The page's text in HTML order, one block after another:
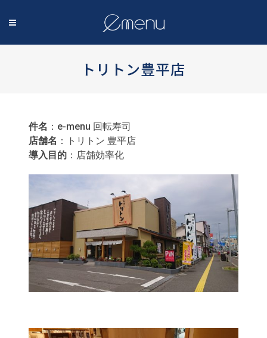
トリトン豊平店
件名 ：e-menu 回転寿司
店舗名 ：トリトン 豊平店
導入目的：店舗効率化